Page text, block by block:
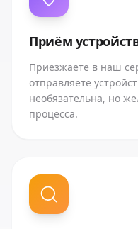
Приём
Приезжаете в наш
отправляете
необязательна, но
процесса.